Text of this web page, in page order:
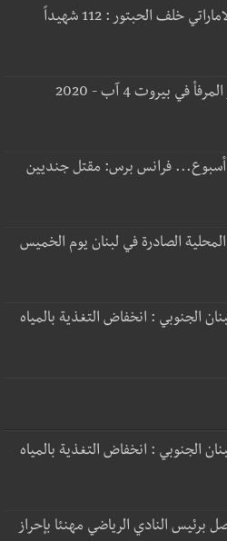
رجل الاعمال الاماراتي خلف الحبتور : 112 شهيداً
بالصور: انفجار المرفأ في بيروت 4 آب - 2020
في أسبوع... فرانس برس: مقتل جنديين
الصادرة في لبنان يوم الخميس
الجنوبي : انخفاض التغذية بالمياه
الجنوبي : انخفاض التغذية بالمياه
برئيس النادي الرياضي مهنئا بإحراز